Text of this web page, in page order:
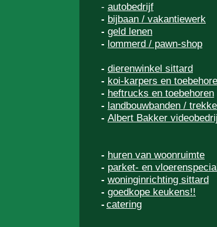
- autobedrijf
- bijbaan / vakantiewerk
- geld lenen
- lommerd / pawn-shop
- dierenwinkel sittard
- koi-karpers en
- heftrucks en toebehoren
- landbouwbanden /
- Albert Bakker
- huren van woonruimte
- parket- en
- woninginrichting sittard
- goedkope keukens!!
- catering